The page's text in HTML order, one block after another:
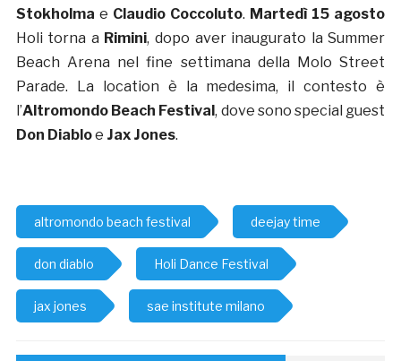
Stokholma e Claudio Coccoluto. Martedì 15 agosto
Holi torna a Rimini, dopo aver inaugurato la Summer
Beach Arena nel fine settimana della Molo Street
Parade. La location è la medesima, il contesto è
l’Altromondo Beach Festival, dove sono special guest
Don Diabloe Jax Jones.
altromondo beach festival deejay time
don diablo Holi Dance Festival
jax jones sae institute milano